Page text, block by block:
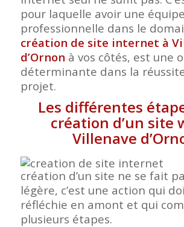
pour laquelle avoir une équipe
professionnelle dans le
création de site internet à
d’Ornon à vos côtés, est une
déterminante dans la
projet.
Les différentes
création d’un site
Villenave
création d’un site ne se fait
légère, c’est une action qui
réfléchie en amont et qui
plusieurs étapes.